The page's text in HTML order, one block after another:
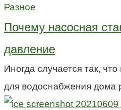
Разное
Почему насосная
давление
Иногда случается так,
для водоснабжения дома